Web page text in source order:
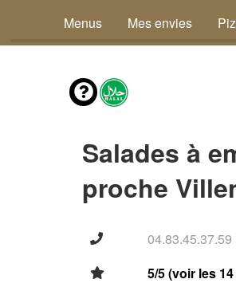
Menus Mes envies
Salades à
proche
04.83.45.37.59
5/5 (voir les